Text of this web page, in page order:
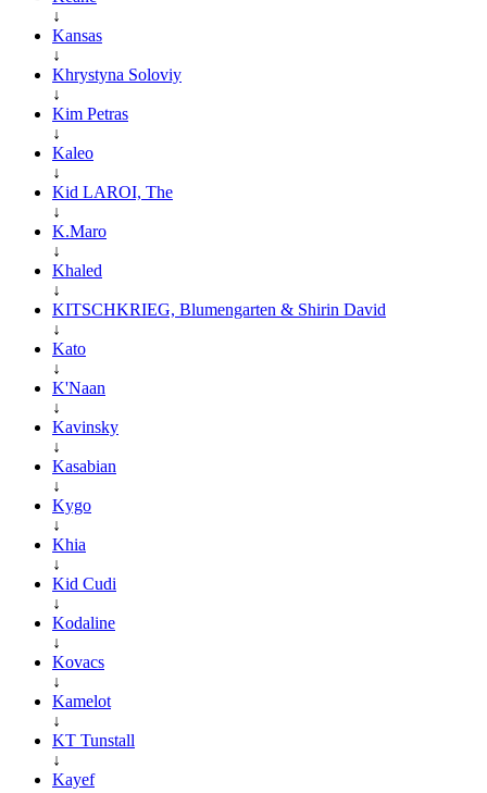
↓
Kansas
↓
Khrystyna Soloviy
↓
Kim Petras
↓
Kaleo
↓
Kid LAROI, The
↓
K.Maro
↓
Khaled
↓
KITSCHKRIEG, Blumengarten & Shirin David
↓
Kato
↓
K'Naan
↓
Kavinsky
↓
Kasabian
↓
Kygo
↓
Khia
↓
Kid Cudi
↓
Kodaline
↓
Kovacs
↓
Kamelot
↓
KT Tunstall
↓
Kayef